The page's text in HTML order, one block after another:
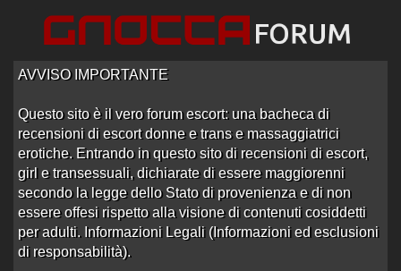
Home/Treviso/Recensioni Trans
Forum di Trans Treviso
Sotto-Sezioni
AVVISO IMPORTANTE
Questo sito è il vero forum escort: una bacheca di
recensioni di escort donne e trans e massaggiatrici
erotiche. Entrando in questo sito di recensioni di escort,
girl e transessuali, dichiarate di essere maggiorenni
secondo la legge dello Stato di provenienza e di non
essere offesi rispetto alla visione di contenuti cosiddetti
per adulti. Informazioni Legali (Informazioni ed esclusioni
di responsabilità).